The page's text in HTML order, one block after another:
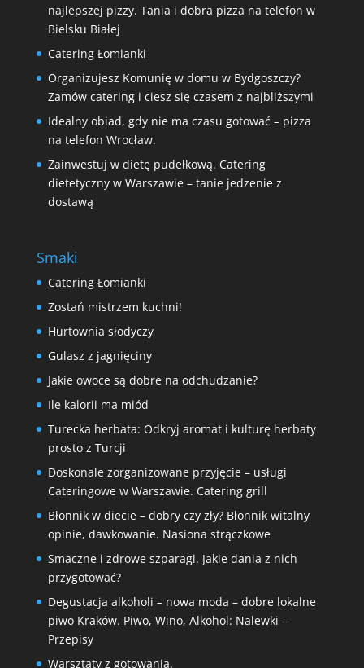
najlepszej pizzy. Tania i dobra pizza na telefon w
Bielsku Białej
Catering Łomianki
Organizujesz Komunię w domu w Bydgoszczy?
Zamów catering i ciesz się czasem z najbliższymi
Idealny obiad, gdy nie ma czasu gotować – pizza
na telefon Wrocław.
Zainwestuj w dietę pudełkową. Catering
dietetyczny w Warszawie – tanie jedzenie z
dostawą
Smaki
Catering Łomianki
Zostań mistrzem kuchni!
Hurtownia słodyczy
Gulasz z jagnięciny
Jakie owoce są dobre na odchudzanie?
Ile kalorii ma miód
Turecka herbata: Odkryj aromat i kulturę herbaty
prosto z Turcji
Doskonale zorganizowane przyjęcie – usługi
Cateringowe w Warszawie. Catering grill
Błonnik w diecie – dobry czy zły? Błonnik witalny
opinie, dawkowanie. Nasiona strączkowe
Smaczne i zdrowe szparagi. Jakie dania z nich
przygotować?
Degustacja alkoholi – nowa moda – dobre lokalne
piwo Kraków. Piwo, Wino, Alkohol: Nalewki –
Przepisy
Warsztaty z gotowania.